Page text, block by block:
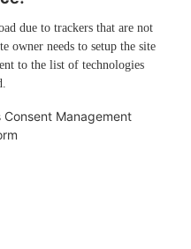
due to trackers that are not
owner needs to setup the site
to the list of technologies
Consent Management